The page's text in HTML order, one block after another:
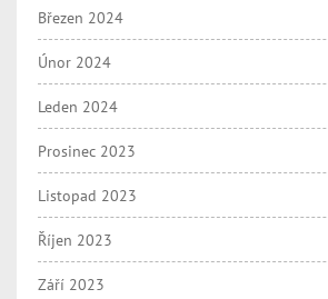
Březen 2024
Únor 2024
Leden 2024
Prosinec 2023
Listopad 2023
Říjen 2023
Září 2023